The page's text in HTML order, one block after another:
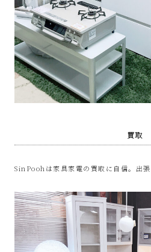
売
雑
貨
み
た
い
な
買取
SinPoohは家具家電の買取に自信。出張